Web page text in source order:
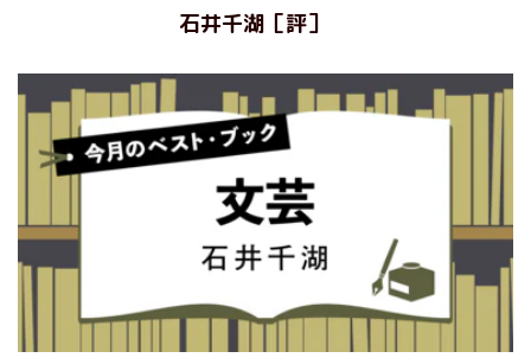
石井千湖［評］